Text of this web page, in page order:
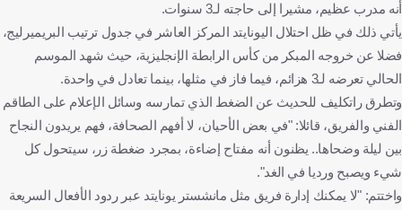
أنه مدرب عظيم، مشيرا إلى حاجته لـ3 سنوات.
يأتي ذلك في ظل احتلال اليونايتد المركز العاشر في جدول ترتيب البريميرليج،
فضلا عن خروجه المبكر من كأس الرابطة الإنجليزية، حيث شهد الموسم
الحالي تعرضه لـ3 هزائم، فيما فاز في مثلها، بينما تعادل في واحدة.
وتطرق راتكليف للحديث عن الضغط الذي تمارسه وسائل الإعلام على الطاقم
الفني والفريق، قائلا: "في بعض الأحيان، لا أفهم الصحافة، فهم يريدون النجاح
بين ليلة وضحاها.. يظنون أنه مفتاح إضاءة، بمجرد ضغطة زر، سيتحول كل
شيء ويصبح ورديا في الغد".
واختتم: "لا يمكنك إدارة فريق مثل مانشستر يونايتد عبر ردود الأفعال السريعة